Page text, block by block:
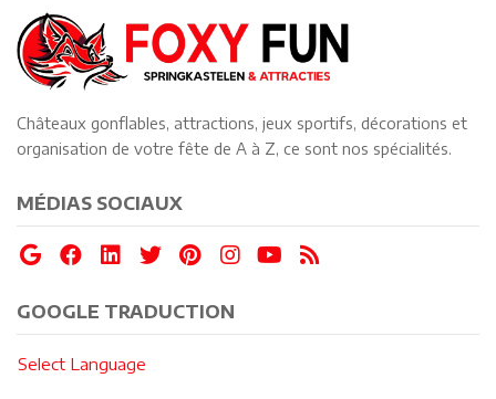
Châteaux gonflables, attractions, jeux sportifs, décorations et
organisation de votre fête de A à Z, ce sont nos spécialités.
MÉDIAS SOCIAUX
GOOGLE TRADUCTION
Select Language